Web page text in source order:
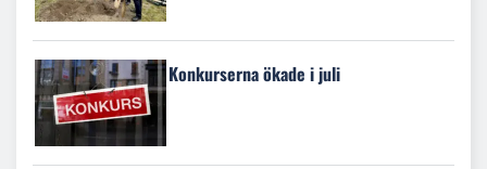
Konkurserna ökade i juli